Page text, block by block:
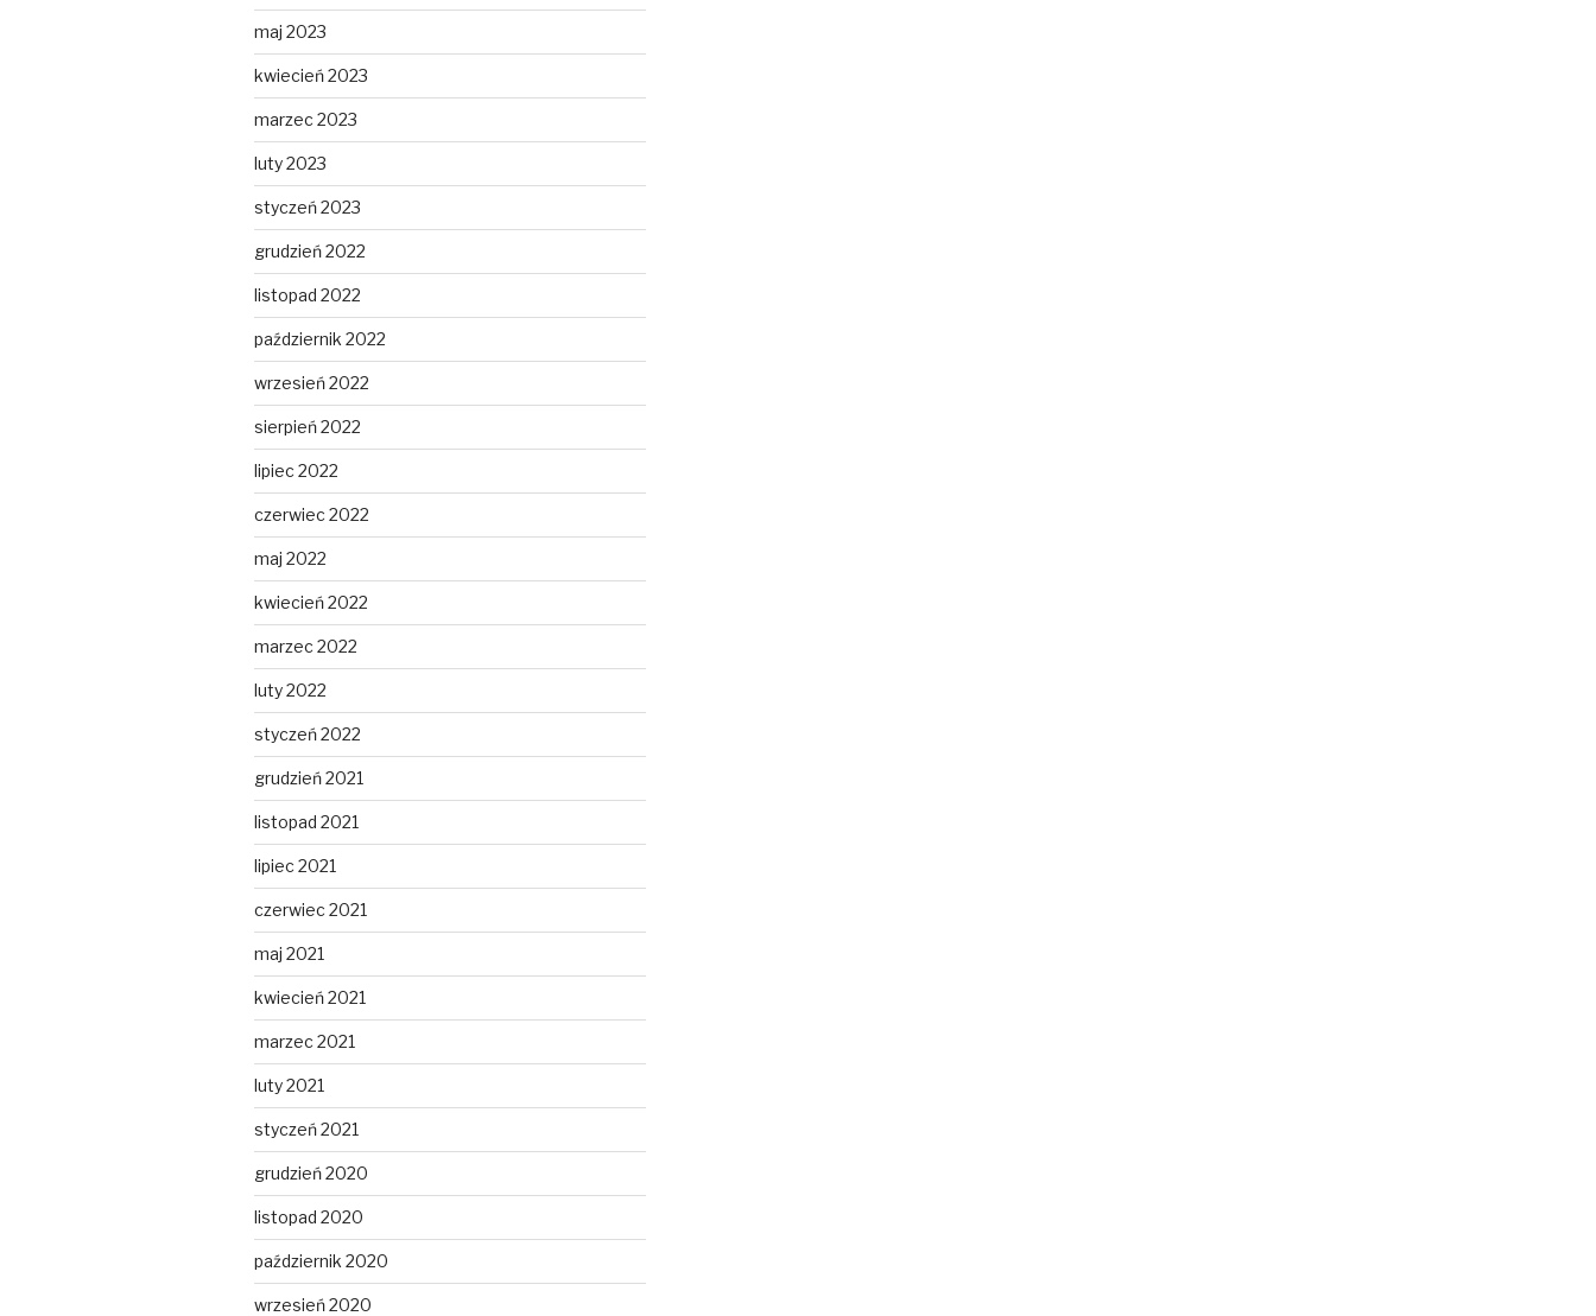
maj 2023
kwiecień 2023
marzec 2023
luty 2023
styczeń 2023
grudzień 2022
listopad 2022
październik 2022
wrzesień 2022
sierpień 2022
lipiec 2022
czerwiec 2022
maj 2022
kwiecień 2022
marzec 2022
luty 2022
styczeń 2022
grudzień 2021
listopad 2021
lipiec 2021
czerwiec 2021
maj 2021
kwiecień 2021
marzec 2021
luty 2021
styczeń 2021
grudzień 2020
listopad 2020
październik 2020
wrzesień 2020